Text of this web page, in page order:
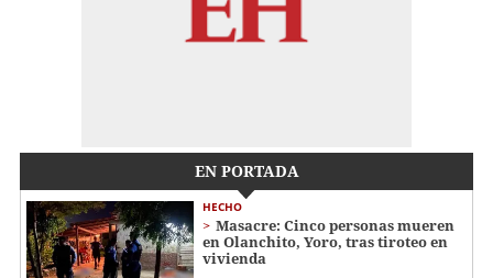
EN PORTADA
HECHO
Masacre: Cinco personas mueren
en Olanchito, Yoro, tras tiroteo en
vivienda